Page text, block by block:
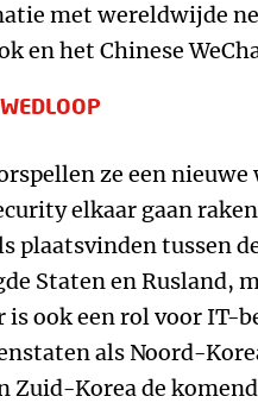
met wereldwijde
en het Chinese
ze een
elkaar gaan
plaatsvinden tussen
Staten en Rusland,
is ook een rol voor IT-
als Noord-
Zuid-Korea de